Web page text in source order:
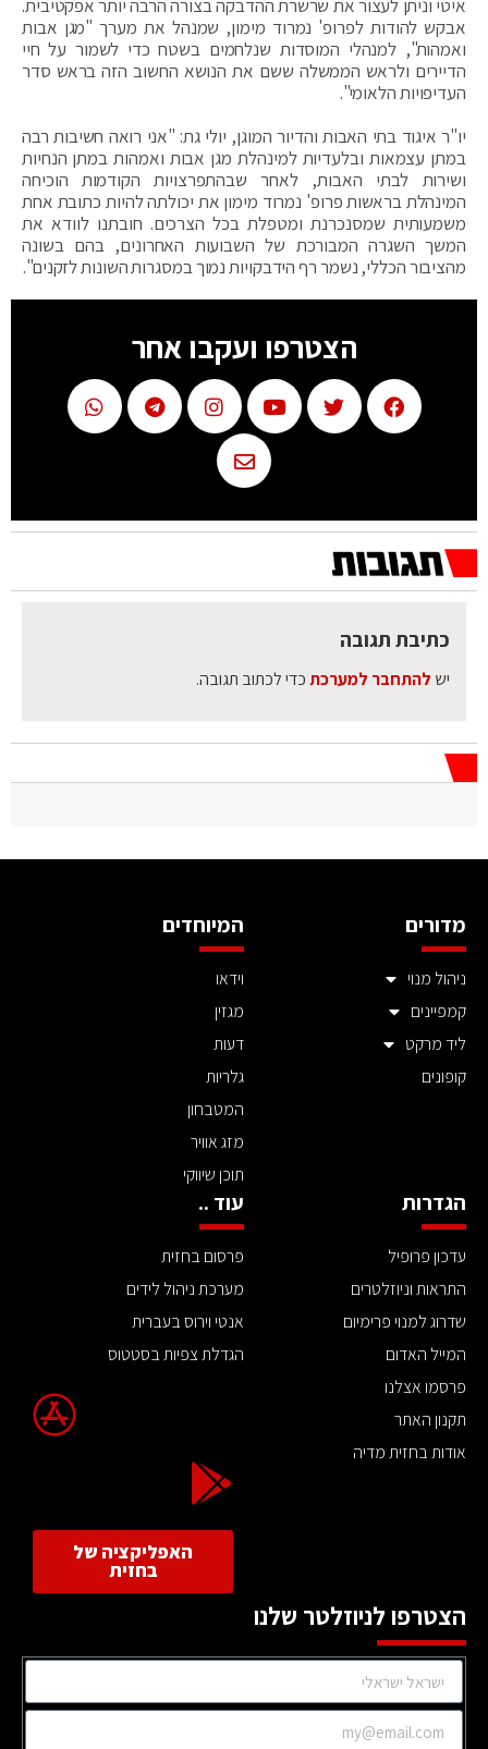
איטי וניתן לעצור את שרשרת ההדבקה בצורה הרבה יותר אפקטיבית.
אבקש להודות לפרופ' נמרוד מימון, שמנהל את מערך "מגן אבות
ואמהות", למנהלי המוסדות שנלחמים בשטח כדי לשמור על חיי
הדיירים ולראש הממשלה ששם את הנושא החשוב הזה בראש סדר
העדיפויות הלאומי".
יו"ר איגוד בתי האבות והדיור המוגן, יולי גת: "אני רואה חשיבות רבה
במתן עצמאות ובלעדיות למינהלת מגן אבות ואמהות במתן הנחיות
ושירות לבתי האבות, לאחר שבהתפרצויות הקודמות הוכיחה
המינהלת בראשות פרופ' נמרוד מימון את יכולתה להיות כתובת אחת
משמעותית שמסנכרנת ומטפלת בכל הצרכים. חובתנו לוודא את
המשך השגרה המבורכת של השבועות האחרונים, בהם בשונה
מהציבור הכללי, נשמר רף הידבקויות נמוך במסגרות השונות לזקנים".
הצטרפו ועקבו אחר
כתיבת תגובה
יש להתחבר למערכתכדי לכתוב תגובה.
מדורים
ניהול מנוי
קמפיינים
ליד מרקט
קופונים
המיוחדים
וידאו
מגזין
דעות
גלריות
המטבחון
מזג אוויר
תוכן שיווקי
הגדרות
עדכון פרופיל
התראות וניוזלטרים
שדרוג למנוי פרימיום
המייל האדום
פרסמו אצלנו
תקנון האתר
אודות בחזית מדיה
עוד ..
פרסום בחזית
מערכת ניהול לידים
אנטי וירוס בעברית
הגדלת צפיות בסטטוס
האפליקציה של
בחזית
הצטרפו לניוזלטר שלנו